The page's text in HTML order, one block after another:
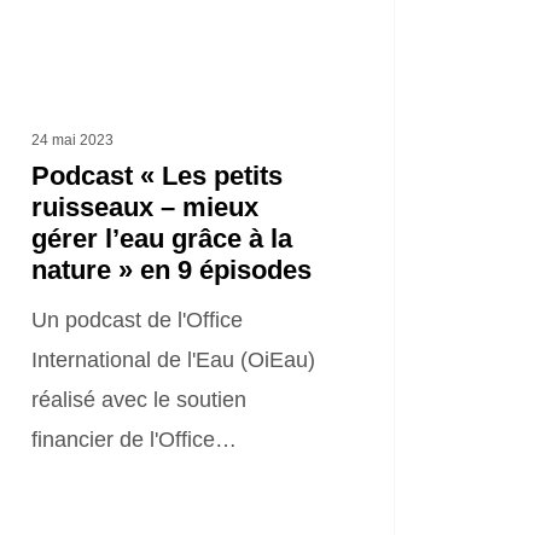
»
24 mai 2023
Podcast « Les petits
ruisseaux – mieux
gérer l’eau grâce à la
nature » en 9 épisodes
Un podcast de l'Office
International de l'Eau (OiEau)
réalisé avec le soutien
financier de l'Office…